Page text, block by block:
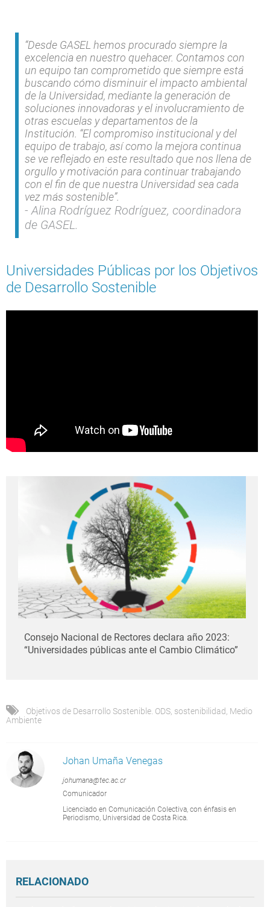
“Desde GASEL hemos procurado siempre la
excelencia en nuestro quehacer. Contamos con
un equipo tan comprometido que siempre está
buscando cómo disminuir el impacto ambiental
de la Universidad, mediante la generación de
soluciones innovadoras y el involucramiento de
otras escuelas y departamentos de la
Institución. “El compromiso institucional y del
equipo de trabajo, así como la mejora continua
se ve reflejado en este resultado que nos llena de
orgullo y motivación para continuar trabajando
con el fin de que nuestra Universidad sea cada
vez más sostenible”.
Alina Rodríguez Rodríguez, coordinadora
de GASEL.
Universidades Públicas por los Objetivos
de Desarrollo Sostenible
Consejo Nacional de Rectores declara año 2023:
“Universidades públicas ante el Cambio Climático”
Objetivos de Desarrollo Sostenible. ODS sostenibilidad Medio
Ambiente
Johan Umaña Venegas
johumana@tec.ac.cr
Comunicador
Licenciado en Comunicación Colectiva, con énfasis en
Periodismo, Universidad de Costa Rica.
RELACIONADO